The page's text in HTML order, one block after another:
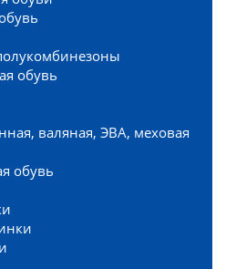
обувь
валяная, ЭВА, меховая
обувь